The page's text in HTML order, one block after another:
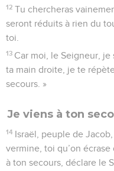
12 Tu chercheras
seront réduits à rien du
toi.
13 Car moi, le Seigneur,
ta main droite, je te
secours. »
Je viens à ton
14 Israël, peuple de
vermine, toi qu’on
à ton secours, déclare le